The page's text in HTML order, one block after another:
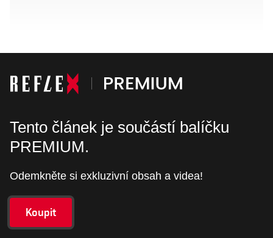
Tento článek je součástí balíčku
PREMIUM.
Odemkněte si exkluzivní obsah a videa!
Koupit